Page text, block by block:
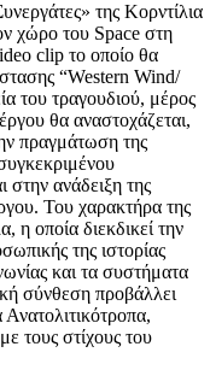
της Κορντίλια
χώρο του Space στη
clip το οποίο θα
“Western Wind/
του τραγουδιού, μέρος
θα αναστοχάζεται,
πραγμάτωση της
στην ανάδειξη της
Του χαρακτήρα της
η οποία διεκδικεί την
της ιστορίας
και τα συστήματα
σύνθεση προβάλλει
τους στίχους του